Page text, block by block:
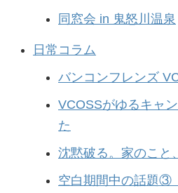
同窓会 in 鬼怒川温泉
日常コラム
バンコンフレンズ
VCOSSがゆるキャ
た
沈黙破る。家のこと
空白期間中の話題③